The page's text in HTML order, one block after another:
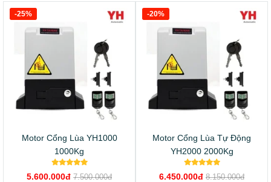
Motor Cổng Lùa YH1000
1000Kg
5.600.000đ 7.500.000đ
-25%
Motor Cổng Lùa Tự Động
YH2000 2000Kg
6.450.000đ 8.150.000đ
-20%